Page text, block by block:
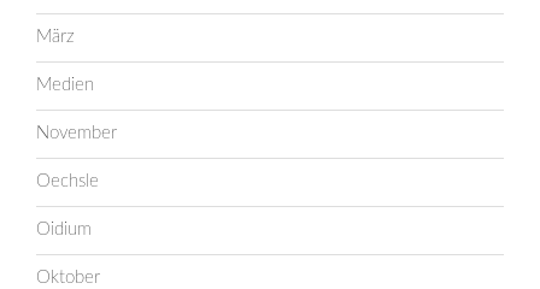
März
Medien
November
Oechsle
Oidium
Oktober